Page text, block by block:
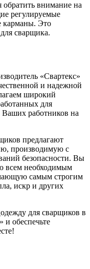
внимание на
регулируемые
карманы. Это
сварщика.
«Свартекс»
и надежной
широкий
для
Ваших работников на
предлагают
производимую с
безопасности. Вы
всем необходимым
самым строгим
искр и других
для сварщиков в
и обеспечьте